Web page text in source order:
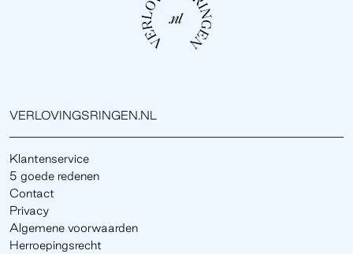
VERLOVINGSRINGEN.NL
Klantenservice
5 goede redenen
Contact
Privacy
Algemene voorwaarden
Herroepingsrecht